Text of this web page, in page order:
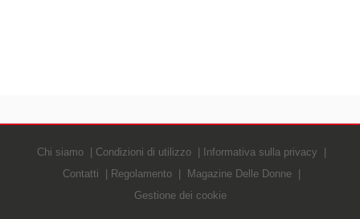
Chi siamo Condizioni di utilizzo
Informativa sulla privacy
Contatti
Regolamento
Magazine Delle Donne
Gestione dei cookie